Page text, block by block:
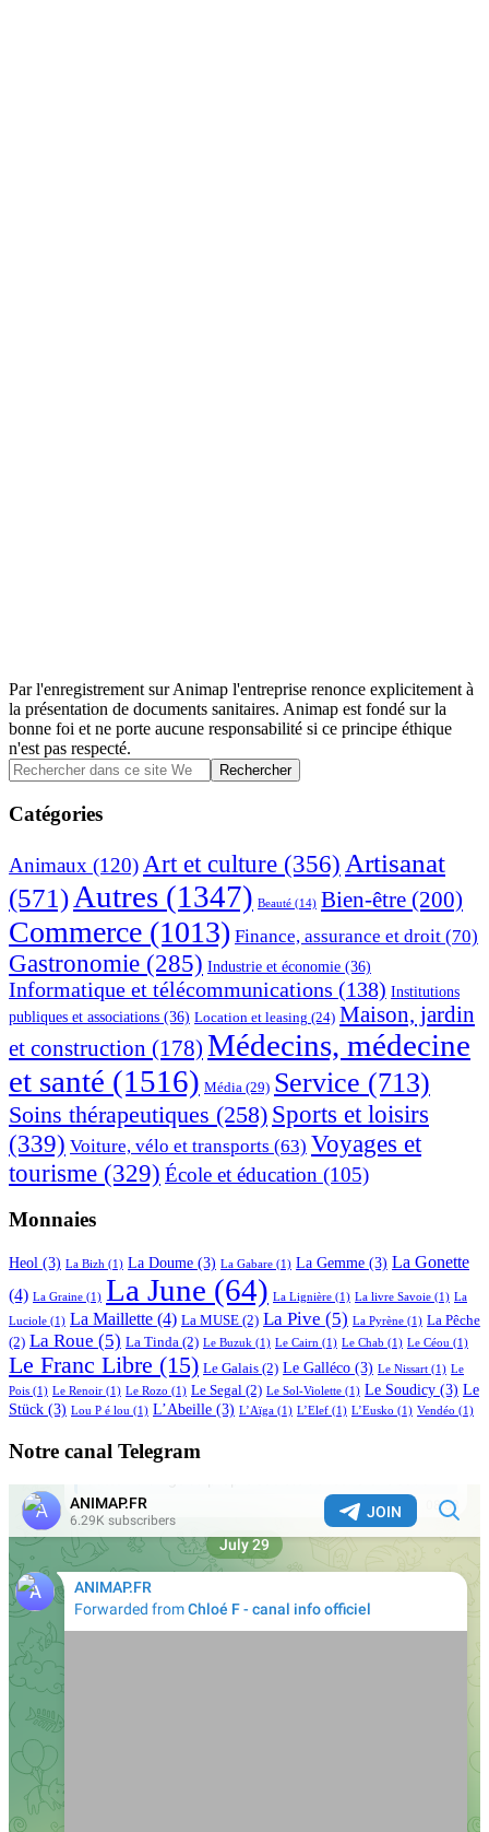
Par l'enregistrement sur Animap l'entreprise renonce explicitement à
la présentation de documents sanitaires. Animap est fondé sur la
bonne foi et ne porte aucune responsabilité si ce principe éthique
n'est pas respecté.
Barre
latérale
principale
Rechercher
dans
ce
site
Catégories
Animaux (120) Art et culture (356) Artisanat
(571) Autres (1347) Beauté (14) Bien-être (200)
Commerce (1013) Finance, assurance et droit (70)
Gastronomie (285) Industrie et économie (36)
Informatique et télécommunications (138) Institutions
publiques et associations (36) Location et leasing (24) Maison, jardin
et construction (178) Médecins, médecine
et santé (1516) Média (29) Service (713)
Soins thérapeutiques (258) Sports et loisirs
(339) Voiture, vélo et transports (63) Voyages et
tourisme (329) École et éducation (105)
Monnaies
Heol (3) La Bizh (1) La Doume (3) La Gabare (1) La Gemme (3) La Gonette
(4) La Graine (1) La June (64) La Lignière (1) La livre Savoie (1) La
Luciole (1) La Maillette (4) La MUSE (2) La Pive (5) La Pyrène (1) La Pêche
(2) La Roue (5) La Tinda (2) Le Buzuk (1) Le Cairn (1) Le Chab (1) Le Céou (1)
Le Franc Libre (15) Le Galais (2) Le Galléco (3) Le Nissart (1) Le
Pois (1) Le Renoir (1) Le Rozo (1) Le Segal (2) Le Sol-Violette (1) Le Soudicy (3) Le
Stück (3) Lou P é lou (1) L’Abeille (3) L’Aïga (1) L’Elef (1) L’Eusko (1) Vendéo (1)
Notre canal Telegram